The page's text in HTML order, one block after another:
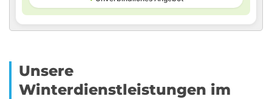
Unsere
Winterdienstleistungen im